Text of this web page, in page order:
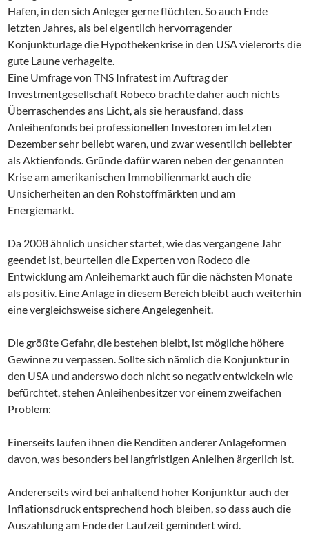
Hafen, in den sich Anleger gerne flüchten. So auch Ende
letzten Jahres, als bei eigentlich hervorragender
Konjunkturlage die Hypothekenkrise in den USA vielerorts die
gute Laune verhagelte.
Eine Umfrage von TNS Infratest im Auftrag der
Investmentgesellschaft Robeco brachte daher auch nichts
Überraschendes ans Licht, als sie herausfand, dass
Anleihenfonds bei professionellen Investoren im letzten
Dezember sehr beliebt waren, und zwar wesentlich beliebter
als Aktienfonds. Gründe dafür waren neben der genannten
Krise am amerikanischen Immobilienmarkt auch die
Unsicherheiten an den Rohstoffmärkten und am
Energiemarkt.
Da 2008 ähnlich unsicher startet, wie das vergangene Jahr
geendet ist, beurteilen die Experten von Rodeco die
Entwicklung am Anleihemarkt auch für die nächsten Monate
als positiv. Eine Anlage in diesem Bereich bleibt auch weiterhin
eine vergleichsweise sichere Angelegenheit.
Die größte Gefahr, die bestehen bleibt, ist mögliche höhere
Gewinne zu verpassen. Sollte sich nämlich die Konjunktur in
den USA und anderswo doch nicht so negativ entwickeln wie
befürchtet, stehen Anleihenbesitzer vor einem zweifachen
Problem:
Einerseits laufen ihnen die Renditen anderer Anlageformen
davon, was besonders bei langfristigen Anleihen ärgerlich ist.
Andererseits wird bei anhaltend hoher Konjunktur auch der
Inflationsdruck entsprechend hoch bleiben, so dass auch die
Auszahlung am Ende der Laufzeit gemindert wird.